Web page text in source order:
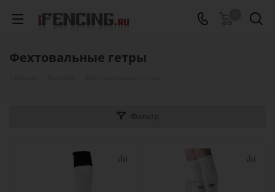
Фехтовальные гетры
Фильтр